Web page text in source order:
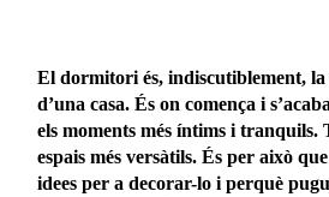
El dormitori és, indiscutiblement,
d’una casa. És on comença i
els moments més íntims i tranquils.
espais més versàtils. És per això
idees per a decorar-lo i perquè